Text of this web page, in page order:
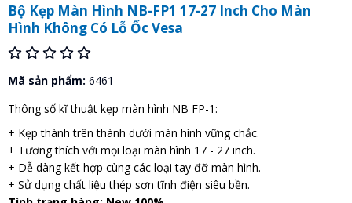
Bộ Kẹp Màn Hình NB-FP1 17-27 Inch Cho Màn
Hình Không Có Lỗ Ốc Vesa
Mã sản phẩm: 6461
Thông số kĩ thuật kẹp màn hình NB FP-1:
+ Kẹp thành trên thành dưới màn hình vững chắc.
+ Tương thích với mọi loại màn hình 17 - 27 inch.
+ Dễ dàng kết hợp cùng các loại tay đỡ màn hình.
+ Sử dụng chất liệu thép sơn tĩnh điện siêu bền.